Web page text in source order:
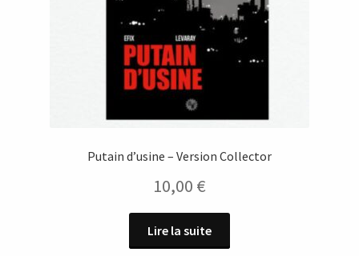
Putain d’usine – Version Collector
10,00 €
Lire la suite